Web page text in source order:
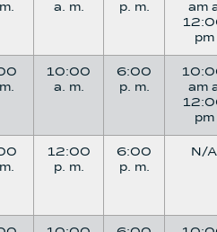
a. m.
p. m.
am
pm
10:00
a. m.
6:00
p. m.
am
pm
12:00
p. m.
6:00
p. m.
N/A